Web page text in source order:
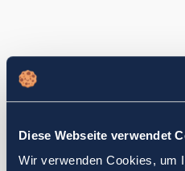
Diese Webseite verwendet
Wir verwenden Cookies, um